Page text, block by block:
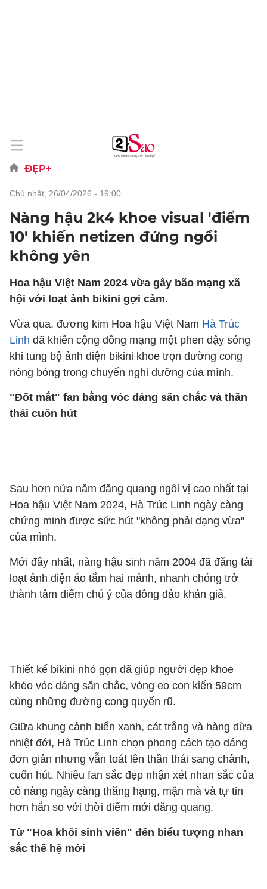
ĐẸP+
chủ nhật, 26/04/2026 - 19:00
Nàng hậu 2k4 khoe visual 'điểm
10' khiến netizen đứng ngồi
không yên
Hoa hậu Việt Nam 2024 vừa gây bão mạng xã
hội với loạt ảnh bikini gợi cảm.
Vừa qua, đương kim Hoa hậu Việt Nam Hà Trúc
Linh đã khiến cộng đồng mạng một phen dậy sóng
khi tung bộ ảnh diện bikini khoe trọn đường cong
nóng bỏng trong chuyến nghỉ dưỡng của mình.
"Đốt mắt" fan bằng vóc dáng săn chắc và thần
thái cuốn hút
Sau hơn nửa năm đăng quang ngôi vị cao nhất tại
Hoa hậu Việt Nam 2024, Hà Trúc Linh ngày càng
chứng minh được sức hút "không phải dạng vừa"
của mình.
Mới đây nhất, nàng hậu sinh năm 2004 đã đăng tải
loạt ảnh diện áo tắm hai mảnh, nhanh chóng trở
thành tâm điểm chú ý của đông đảo khán giả.
Thiết kế bikini nhỏ gọn đã giúp người đẹp khoe
khéo vóc dáng săn chắc, vòng eo con kiến 59cm
cùng những đường cong quyến rũ.
Giữa khung cảnh biển xanh, cát trắng và hàng dừa
nhiệt đới, Hà Trúc Linh chọn phong cách tạo dáng
đơn giản nhưng vẫn toát lên thần thái sang chảnh,
cuốn hút. Nhiều fan sắc đẹp nhận xét nhan sắc của
cô nàng ngày càng thăng hạng, mặn mà và tự tin
hơn hẳn so với thời điểm mới đăng quang.
Từ "Hoa khôi sinh viên" đến biểu tượng nhan
sắc thế hệ mới